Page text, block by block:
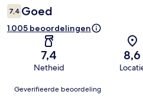
7,4 Goed
1.005 beoordelingen
7,4
Netheid
8,6
Beoordelingen
Geverifieerde beoordeling